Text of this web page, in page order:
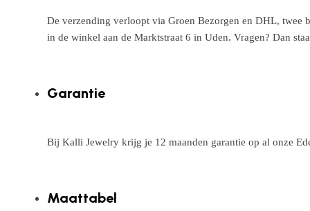
De verzending verloopt via Groen Bezorgen en DHL, twee
in de winkel aan de Marktstraat 6 in Uden. Vragen? Dan
Garantie
Bij Kalli Jewelry krijg je 12 maanden garantie op al onze
Maattabel